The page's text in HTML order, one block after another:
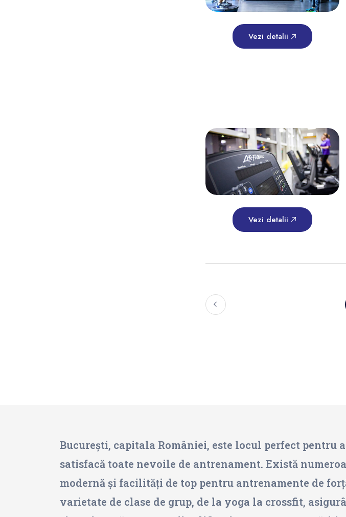
Vezi detalii
Vezi detalii
București, capitala României, este locul perfect pentru
satisfacă toate nevoile de antrenament. Există
modernă și facilități de top pentru antrenamente de
varietate de clase de grup, de la yoga la crossfit,